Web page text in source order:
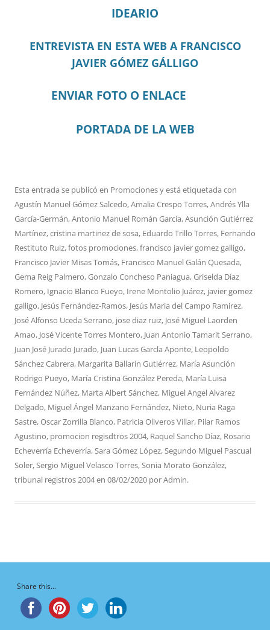
IDEARIO
ENTREVISTA EN ESTA WEB A FRANCISCO
JAVIER GÓMEZ GÁLLIGO
ENVIAR FOTO O ENLACE
PORTADA DE LA WEB
Esta entrada se publicó en Promocionesy está etiquetada con
Agustín Manuel Gómez Salcedo,Amalia Crespo Torres,Andrés Ylla
García-Germán,Antonio Manuel Román García,Asunción Gutiérrez
Martínez,cristina martinez de sosa, Eduardo Trillo Torres, Fernando
Restituto Ruiz,fotos promociones,francisco javier gomez galligo,
Francisco Javier Misas Tomás, Francisco Manuel Galán Quesada,
Gema Reig Palmero,Gonzalo Concheso Paniagua,Griselda Díaz
Romero, Ignacio Blanco Fueyo, Irene Montolio Juárez, javier gomez
galligo, Jesús Fernández-Ramos, Jesús Maria del Campo Ramirez,
José Alfonso Uceda Serrano, jose diaz ruiz, José Miguel Laorden
Amao, José Vicente Torres Montero, Juan Antonio Tamarit Serrano,
Juan José Jurado Jurado, Juan Lucas Garcla Aponte, Leopoldo
Sánchez Cabrera, Margarita Ballarín Gutiérrez, María Asunción
Rodrigo Pueyo, María Cristina González Pereda, María Luisa
Fernández Núñez, Marta Albert Sánchez, Miguel Angel Alvarez
Delgado, Miguel Ángel Manzano Fernández, Nieto, Nuria Raga
Sastre,Oscar Zorrilla Blanco, Patricia Oliveros Villar, Pilar Ramos
Agustino, promocion regisdtros 2004, Raquel Sancho Díaz, Rosario
Echeverría Echeverría,Sara Gómez López,Segundo Miguel Pascual
Soler,Sergio Miguel Velasco Torres,Sonia Morato González,
tribunal registros 2004en 08/02/2020 porAdmin.
Share this...